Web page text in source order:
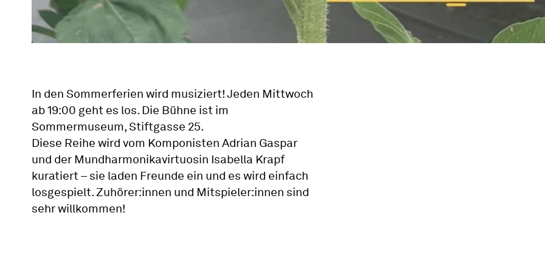
In den Sommerferien wird musiziert! Jeden Mittwoch
ab 19:00 geht es los. Die Bühne ist im
Sommermuseum, Stiftgasse 25.
Diese Reihe wird vom Komponisten Adrian Gaspar
und der Mundharmonikavirtuosin Isabella Krapf
kuratiert – sie laden Freunde ein und es wird einfach
losgespielt. Zuhörer:innen und Mitspieler:innen sind
sehr willkommen!